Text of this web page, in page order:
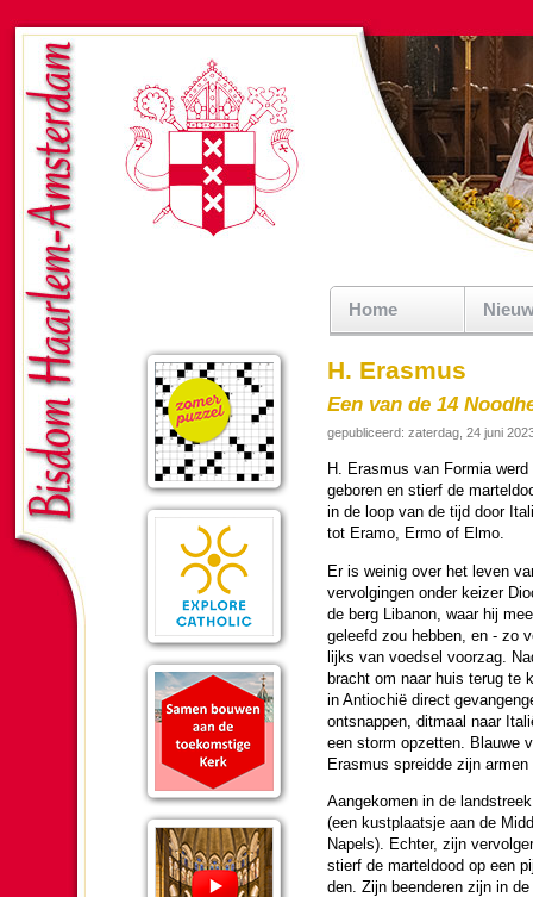
Home
H. Erasmus
Een van de 14
gepubliceerd: zaterdag, 24 juni
H. Erasmus van Formia
geboren en stierf de
in de loop van de tijd door
tot Eramo, Ermo of Elmo.
Er is weinig over het leven
ver­vol­gingen onder keizer
de berg Libanon, waar hij
geleefd zou hebben, en - zo
lijks van voedsel voorzag.
bracht om naar huis terug te
in Antiochië direct
ontsnappen, ditmaal naar
een storm opzetten. Blauwe
Erasmus spreidde zijn
Aange­ko­men in de
(een kust­plaatsje aan de
Napels). Echter, zijn
stierf de mar­tel­dood op een
den. Zijn been­de­ren zijn in